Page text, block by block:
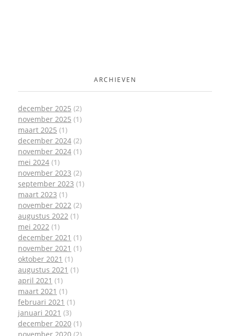
ARCHIEVEN
december 2025 (2)
november 2025 (1)
maart 2025 (1)
december 2024 (2)
november 2024 (1)
mei 2024 (1)
november 2023 (2)
september 2023 (1)
maart 2023 (1)
november 2022 (2)
augustus 2022 (1)
mei 2022 (1)
december 2021 (1)
november 2021 (1)
oktober 2021 (1)
augustus 2021 (1)
april 2021 (1)
maart 2021 (1)
februari 2021 (1)
januari 2021 (3)
december 2020 (1)